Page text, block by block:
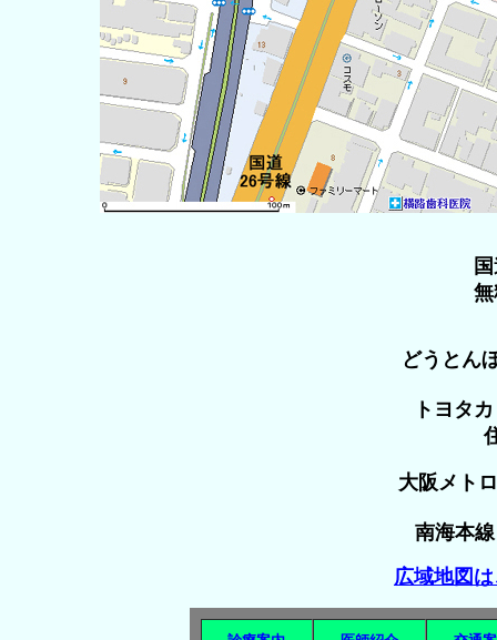
どうとん
トヨタ
大阪メト
南海本
広域地図